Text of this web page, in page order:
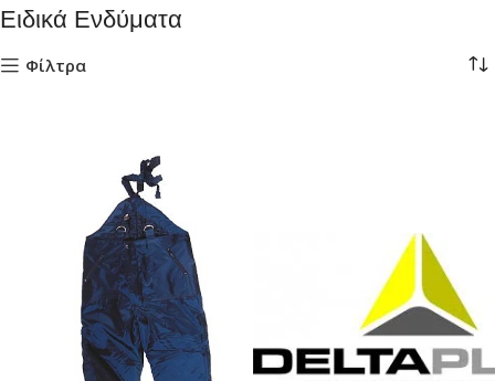
Ειδικά Ενδύματα
Φίλτρα